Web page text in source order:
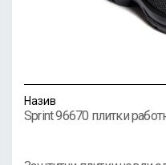
Назив
Sprint 96670 плитки